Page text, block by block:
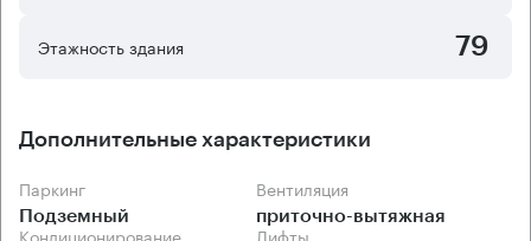
приточно-вытяжная вентиляция и централизованная
температурный режим.
Этажность здания 79
Дополнительные характеристики
Паркинг
Подземный
Вентиляция
приточно-вытяжная
Кондиционирование Лифты